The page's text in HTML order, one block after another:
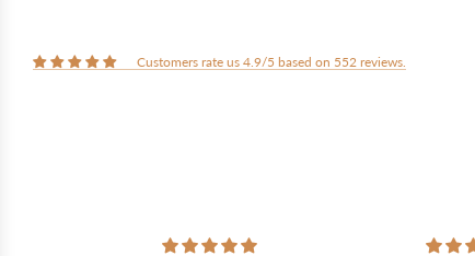
Customers rate us 4.9/5 based on 552 reviews.